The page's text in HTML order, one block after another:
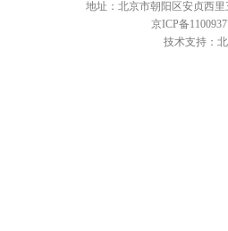
地址：北京市朝阳区安贞西
京ICP备
技术支持：